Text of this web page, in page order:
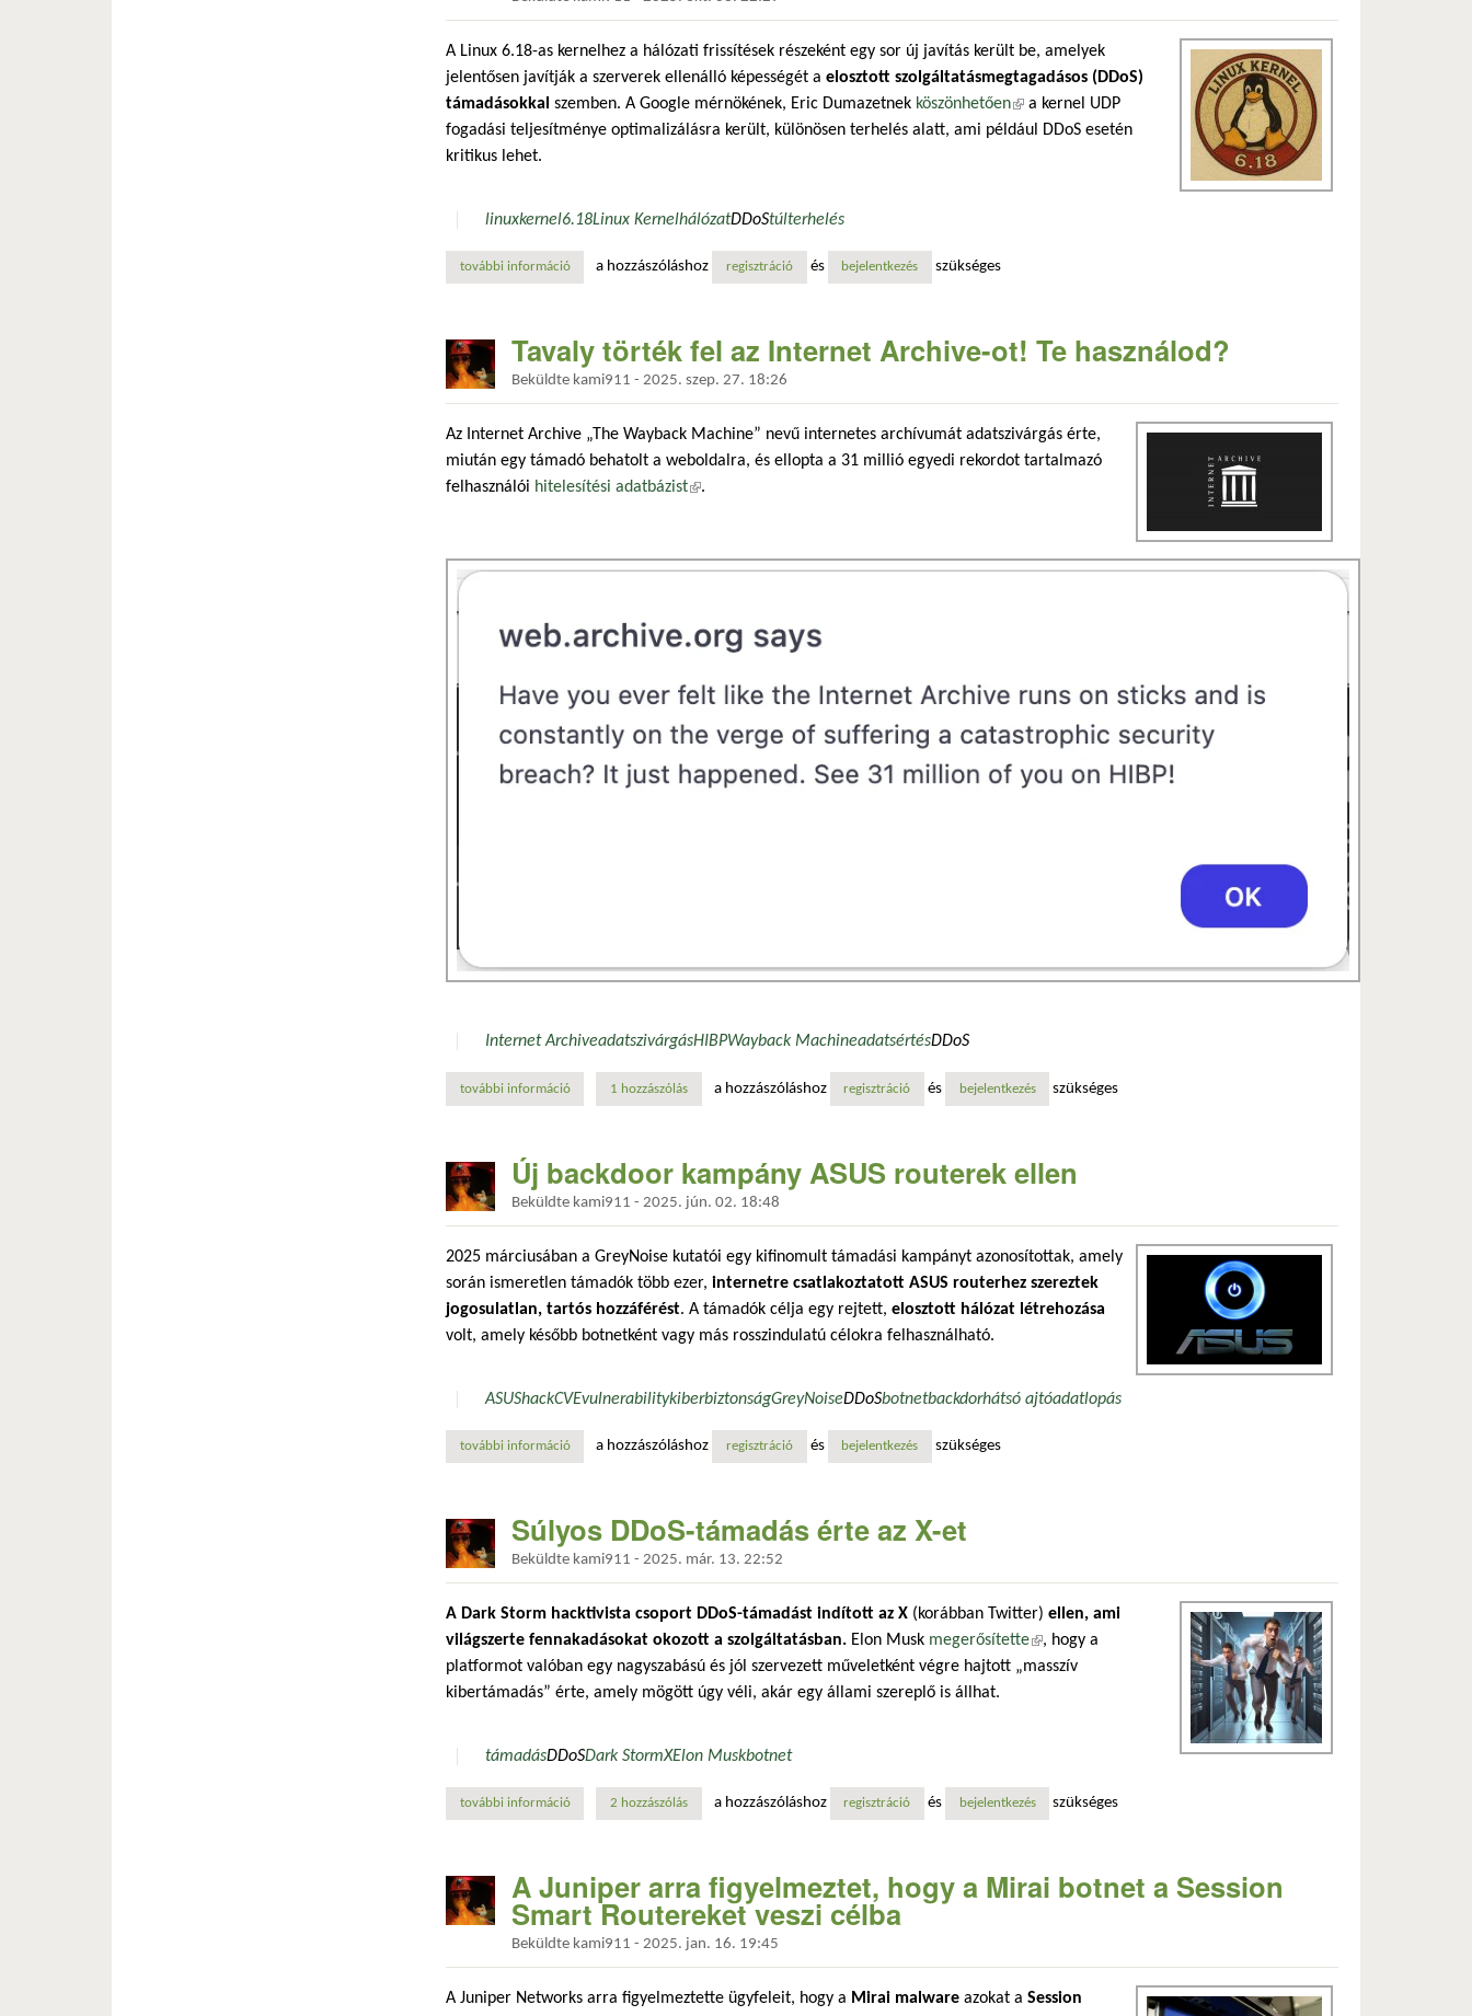
A Linux 6.18-as kernelhez a hálózati frissítések részeként egy sor új javítás került be, amelyek
jelentősen javítják a szerverek ellenálló képességét a elosztott szolgáltatásmegtagadásos (DDoS)
támadásokkal szemben. A Google mérnökének, Eric Dumazetnek köszönhetően(külső hivatkozás)
a kernel UDP
fogadási teljesítménye optimalizálásra került, különösen terhelés alatt, ami például DDoS esetén
kritikus lehet.
linuxkernel6.18Linux KernelhálózatDDoStúlterhelés
további információellenállóbb lesz az elosztott szolgáltatásmegtagadásos támadásokkal szemben a pingvinünk tartalommal kapcsolatosan
a hozzászóláshoz regisztráció és bejelentkezés szükséges
Tavaly törték fel az Internet Archive-ot! Te használod?
Beküldte kami911 - 2025. szep. 27. 18:26
Az Internet Archive „The Wayback Machine” nevű internetes archívumát adatszivárgás érte,
miután egy támadó behatolt a weboldalra, és ellopta a 31 millió egyedi rekordot tartalmazó
felhasználói hitelesítési adatbázist(külső hivatkozás)
.
Internet ArchiveadatszivárgásHIBPWayback MachineadatsértésDDoS
további információtavaly törték fel az internet archive-ot! te használod? tartalommal kapcsolatosan
1 hozzászólás a hozzászóláshoz regisztráció és bejelentkezés szükséges
Új backdoor kampány ASUS routerek ellen
Beküldte kami911 - 2025. jún. 02. 18:48
2025 márciusában a GreyNoise kutatói egy kifinomult támadási kampányt azonosítottak, amely
során ismeretlen támadók több ezer, internetre csatlakoztatott ASUS routerhez szereztek
jogosulatlan, tartós hozzáférést. A támadók célja egy rejtett, elosztott hálózat létrehozása
volt, amely később botnetként vagy más rosszindulatú célokra felhasználható.
ASUShackCVEvulnerabilitykiberbiztonságGreyNoiseDDoSbotnetbackdorhátsó ajtóadatlopás
további információúj backdoor kampány asus routerek ellen tartalommal kapcsolatosan
a hozzászóláshoz regisztráció és bejelentkezés szükséges
Súlyos DDoS-támadás érte az X-et
Beküldte kami911 - 2025. már. 13. 22:52
A Dark Storm hacktivista csoport DDoS-támadást indított az X (korábban Twitter) ellen, ami
világszerte fennakadásokat okozott a szolgáltatásban. Elon Musk megerősítette(külső hivatkozás)
, hogy a
platformot valóban egy nagyszabású és jól szervezett műveletként végre hajtott „masszív
kibertámadás” érte, amely mögött úgy véli, akár egy állami szereplő is állhat.
támadásDDoSDark StormXElon Muskbotnet
további információsúlyos ddos-támadás érte az x-et tartalommal kapcsolatosan
2 hozzászólás a hozzászóláshoz regisztráció és bejelentkezés szükséges
A Juniper arra figyelmeztet, hogy a Mirai botnet a Session
Smart Routereket veszi célba
Beküldte kami911 - 2025. jan. 16. 19:45
A Juniper Networks arra figyelmeztette ügyfeleit, hogy a Mirai malware azokat a Session